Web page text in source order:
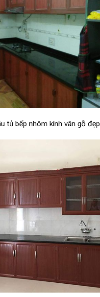
tủ bếp nhôm kính vân gỗ đẹp